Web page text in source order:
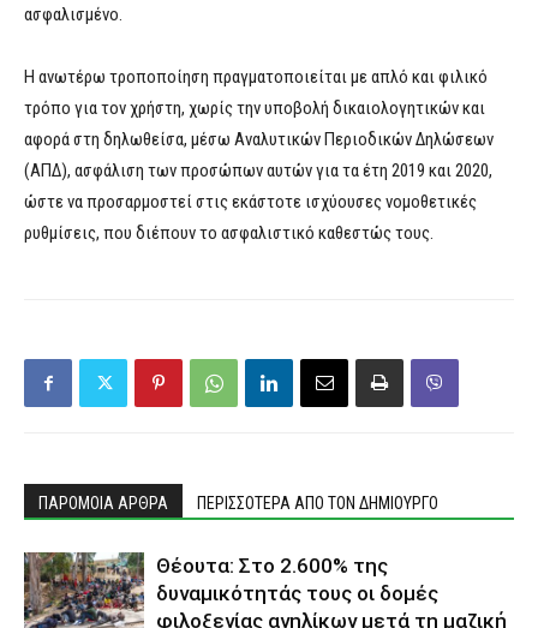
ασφαλισμένο.
Η ανωτέρω τροποποίηση πραγματοποιείται με απλό και φιλικό
τρόπο για τον χρήστη, χωρίς την υποβολή δικαιολογητικών και
αφορά στη δηλωθείσα, μέσω Αναλυτικών Περιοδικών Δηλώσεων
(ΑΠΔ), ασφάλιση των προσώπων αυτών για τα έτη 2019 και 2020,
ώστε να προσαρμοστεί στις εκάστοτε ισχύουσες νομοθετικές
ρυθμίσεις, που διέπουν το ασφαλιστικό καθεστώς τους.
ΠΑΡΟΜΟΙΑ ΑΡΘΡΑ ΠΕΡΙΣΣΟΤΕΡΑ ΑΠΟ ΤΟΝ ΔΗΜΙΟΥΡΓΟ
Θέουτα: Στο 2.600% της
δυναμικότητάς τους οι δομές
φιλοξενίας ανηλίκων μετά τη μαζική